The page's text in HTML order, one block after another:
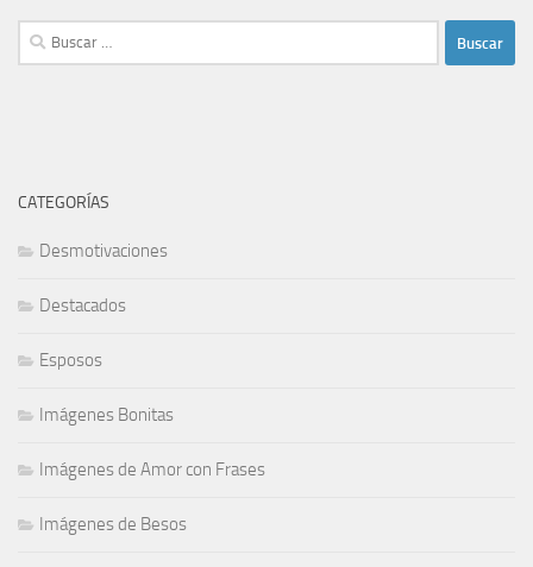
Buscar:
CATEGORÍAS
Desmotivaciones
Destacados
Esposos
Imágenes Bonitas
Imágenes de Amor con Frases
Imágenes de Besos